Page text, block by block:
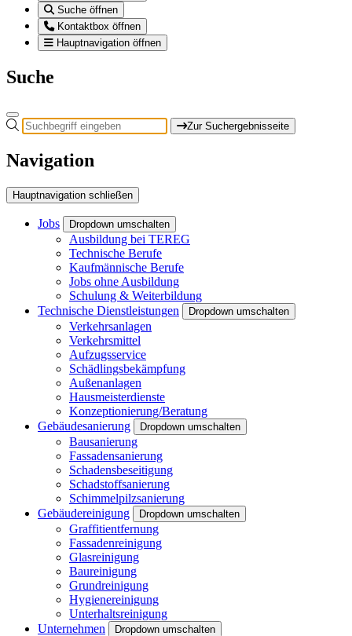
Suche öffnen
Kontaktbox öffnen
Hauptnavigation öffnen
Suche
Zur Suchergebnisseite
Navigation
Hauptnavigation schließen
Jobs Dropdown umschalten
Ausbildung bei TEREG
Technische Berufe
Kaufmännische Berufe
Jobs ohne Ausbildung
Schulung & Weiterbildung
Technische Dienstleistungen
Dropdown umschalten
Verkehrsanlagen
Verkehrsmittel
Aufzugsservice
Schädlingsbekämpfung
Außenanlagen
Hausmeisterdienste
Konzeptionierung/Beratung
Gebäudesanierung
Dropdown umschalten
Bausanierung
Fassadensanierung
Schadensbeseitigung
Schadstoffsanierung
Schimmelpilzsanierung
Gebäudereinigung
Dropdown umschalten
Graffitientfernung
Fassadenreinigung
Glasreinigung
Baureinigung
Grundreinigung
Hygienereinigung
Unterhaltsreinigung
Unternehmen
Dropdown umschalten